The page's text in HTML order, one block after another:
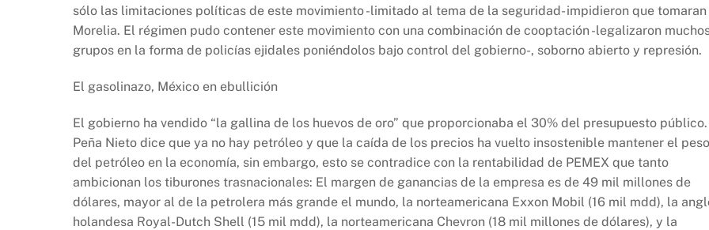
sólo las limitaciones políticas de este movimiento -limitado al tema de la seguridad- impidieron que tomaran
Morelia. El régimen pudo contener este movimiento con una combinación de cooptación -legalizaron
grupos en la forma de policías ejidales poniéndolos bajo control del gobierno-, soborno abierto y represión.
El gasolinazo, México en ebullición
El gobierno ha vendido “la gallina de los huevos de oro” que proporcionaba el 30% del presupuesto público.
Peña Nieto dice que ya no hay petróleo y que la caída de los precios ha vuelto insostenible mantener el peso
del petróleo en la economía, sin embargo, esto se contradice con la rentabilidad de PEMEX que tanto
ambicionan los tiburones trasnacionales: El margen de ganancias de la empresa es de 49 mil millones de
dólares, mayor al de la petrolera más grande el mundo, la norteamericana Exxon Mobil (16 mil mdd), la
holandesa Royal-Dutch Shell (15 mil mdd), la norteamericana Chevron (18 mil millones de dólares), y la